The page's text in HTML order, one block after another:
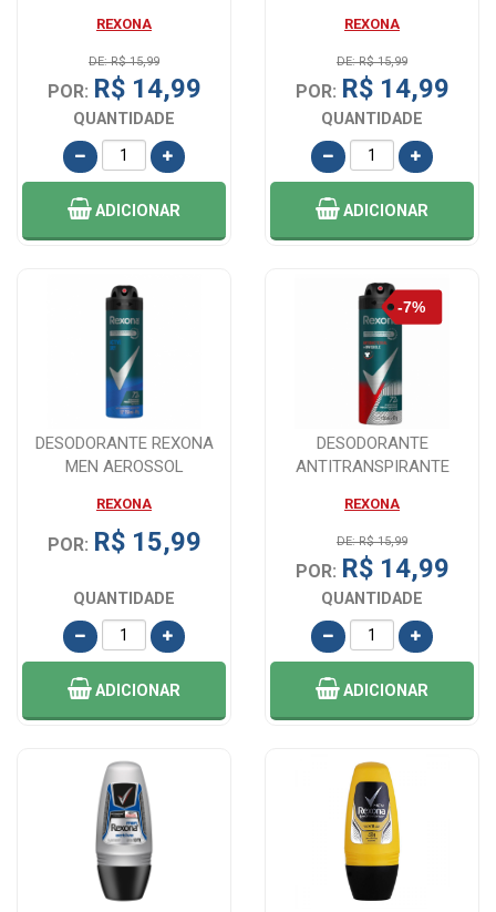
REXONA
DE: R$ 15,99
POR: R$ 14,99
QUANTIDADE
ADICIONAR
AEROS...
REXONA
DE: R$ 15,99
POR: R$ 14,99
QUANTIDADE
ADICIONAR
DESODORANTE REXONA
MEN AEROSSOL
ACTIVE...
REXONA
POR: R$ 15,99
QUANTIDADE
ADICIONAR
DESODORANTE
ANTITRANSPIRANTE
REXONA 1...
REXONA
DE: R$ 15,99
POR: R$ 14,99
QUANTIDADE
ADICIONAR